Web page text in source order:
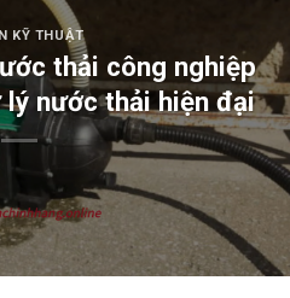
KỸ THUẬT
thải công nghiệp
nước thải hiện đại